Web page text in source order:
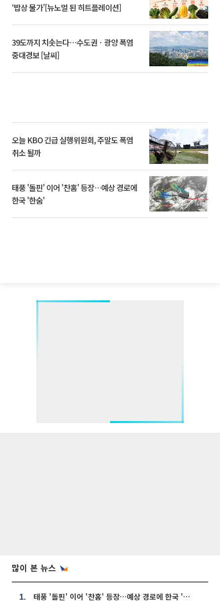
‘밥상 물가’[뉴노멀 된 히트플레이션]
39도까지 치솟는다⋯수도권ㆍ광양 폭염
중대경보 [날씨]
오늘 KBO 긴급 실행위원회, 주말도 폭염
취소 될까
태풍 '돌핀' 이어 '찬홈' 등장…예상 경로에
한국 '한숨'
많이 본 뉴스
1. 태풍 '돌핀' 이어 '찬홈' 등장…예상 경로에 한국 '한숨'